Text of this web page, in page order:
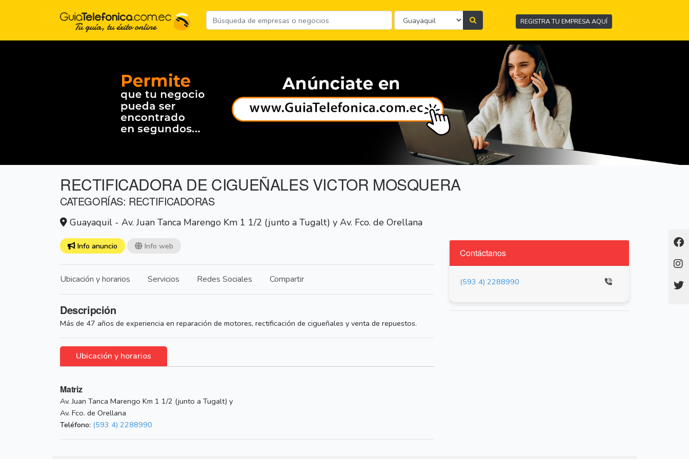
REGISTRA TU EMPRESA AQUÍ
RECTIFICADORA DE CIGUEÑALES VICTOR MOSQUERA
CATEGORÍAS: RECTIFICADORAS
Guayaquil - Av. Juan Tanca Marengo Km 1 1/2 (junto a Tugalt) y Av. Fco. de Orellana
Info anuncio Info web
Ubicación y horarios Servicios Redes Sociales Compartir
Descripción
Más de 47 años de experiencia en reparación de motores, rectificación de cigueñales y venta de repuestos.
Ubicación y horarios
Matriz
Av. Juan Tanca Marengo Km 1 1/2 (junto a Tugalt) y
Av. Fco. de Orellana
Teléfono: (593 4) 2288990
Contáctanos
(593 4) 2288990